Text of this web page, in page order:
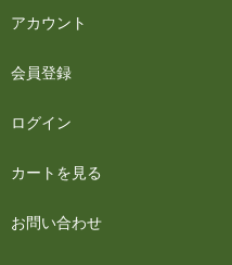
アカウント
会員登録
ログイン
カートを見る
お問い合わせ